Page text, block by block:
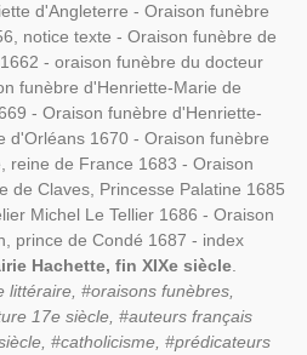
d'Angleterre - Oraison funèbre
notice texte - Oraison funèbre de
- oraison funèbre du docteur
funèbre d'Henriette-Marie de
- Oraison funèbre d'Henriette-
d'Orléans 1670 - Oraison funèbre
reine de France 1683 - Oraison
de Claves, Princesse Palatine 1685
Michel Le Tellier 1686 - Oraison
prince de Condé 1687 - index
Hachette, fin XIXe siècle
#oraisons funèbres,
17e siècle, #auteurs français
#catholicisme, #prédicateurs